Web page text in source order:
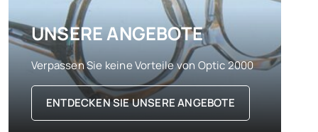
UNSERE ANGEBOTE
Verpassen Sie keine Vorteile von Optic 2000
ENTDECKEN SIE UNSERE ANGEBOTE